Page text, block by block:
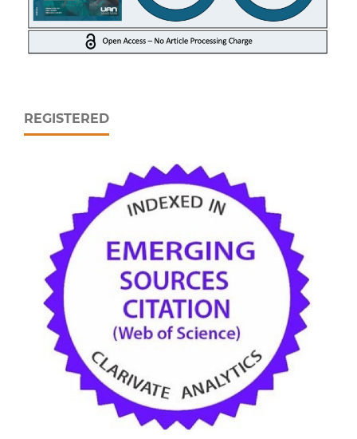
REGISTERED